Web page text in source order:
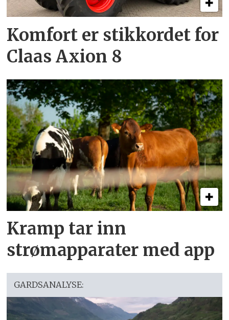
Komfort er stikkordet for
Claas Axion 8
Kramp tar inn
strømapparater med app
GARDSANALYSE: